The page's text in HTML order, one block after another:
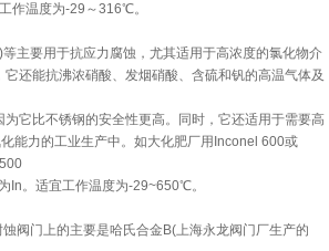
作温度为-29～316℃。
主要用于抗应力腐蚀，尤其适用于高浓度的氯化物介
还能抗沸浓硝酸、发烟硝酸、含硫和钒的高温气体及
它比不锈钢的安全性更高。同时，它还适用于需要高
能力的工业生产中。如大化肥厂用Inconel 600或
In。适宜工作温度为-29~650℃。
阀门上的主要是哈氏合金B(上海永龙阀门厂生产的